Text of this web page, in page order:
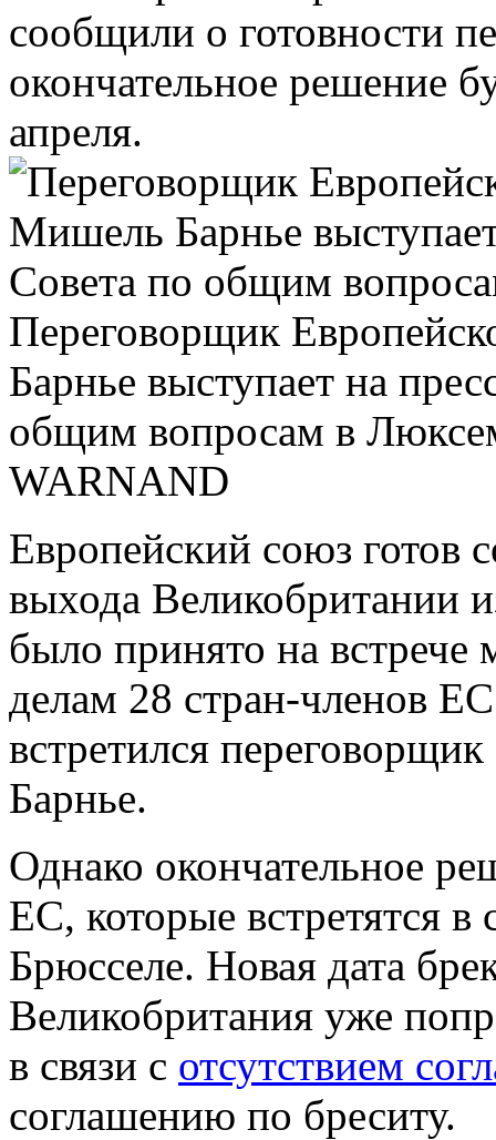
сообщили о готовности
окончательное решение
апреля.
Переговорщик
Барнье выступает на
общим вопросам в
WARNAND
Европейский союз готов
выхода Великобритании
было принято на
делам 28 стран-членов
встретился
Барнье.
Однако окончательное
ЕС, которые встретятся в
Брюсселе. Новая дата
Великобритания уже
в связи с отсутствием
соглашению по бреситу.